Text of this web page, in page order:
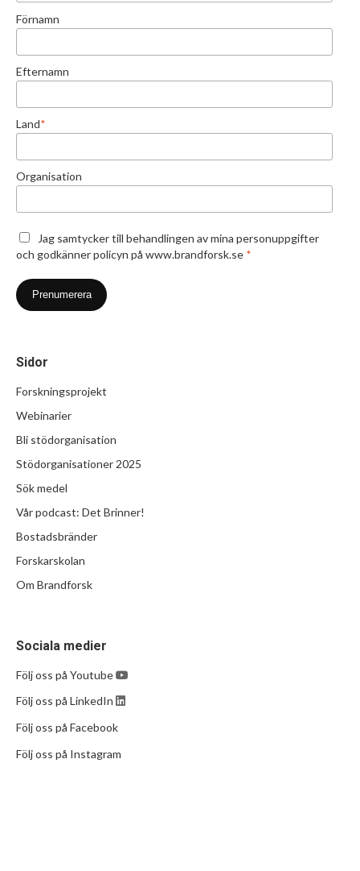
Förnamn
Efternamn
Land*
Organisation
Jag samtycker till behandlingen av mina personuppgifter
och godkänner policyn på www.brandforsk.se *
Sidor
Forskningsprojekt
Webinarier
Bli stödorganisation
Stödorganisationer 2025
Sök medel
Vår podcast: Det Brinner!
Bostadsbränder
Forskarskolan
Om Brandforsk
Sociala medier
Följ oss på Youtube
Följ oss på LinkedIn
Följ oss på Facebook
Följ oss på Instagram